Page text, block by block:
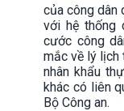
của công dân
với hệ thống
cước công
mắc về lý lịch
nhân khẩu
khác có liên
Bộ Công an.